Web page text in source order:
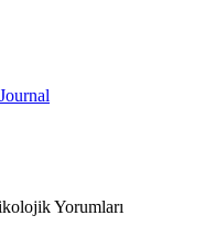
Yorumları